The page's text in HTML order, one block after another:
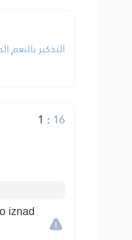
التذكير بالنعم
1 : 16
iznad